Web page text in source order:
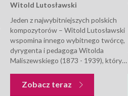
Witold Lutosławski
Jeden z najwybitniejszych polskich
kompozytorów – Witold Lutosławski
wspomina innego wybitnego twórcę,
dyrygenta i pedagoga Witolda
Maliszewskiego (1873 - 1939), który
kompozycji. Lutosławski mówi o
niezwykłym, kryształowym
Zobacz teraz Muzyka